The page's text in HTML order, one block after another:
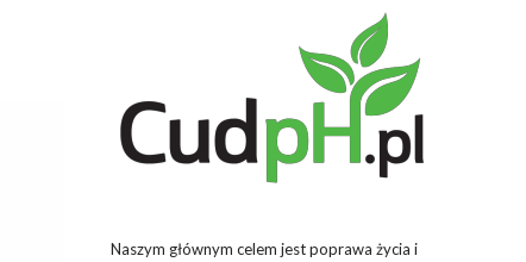
Naszym głównym celem jest poprawa życia i